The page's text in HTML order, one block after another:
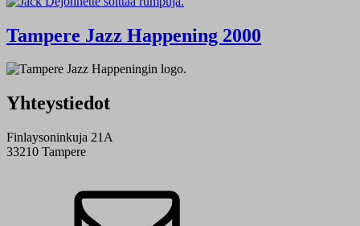
Tampere Jazz Happening 2000
Yhteystiedot
Finlaysoninkuja 21A
33210 Tampere